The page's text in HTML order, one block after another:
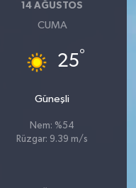
14 AĞUSTOS
CUMA
25°
Güneşli
Nem: %54
Rüzgar: 9.39 m/s